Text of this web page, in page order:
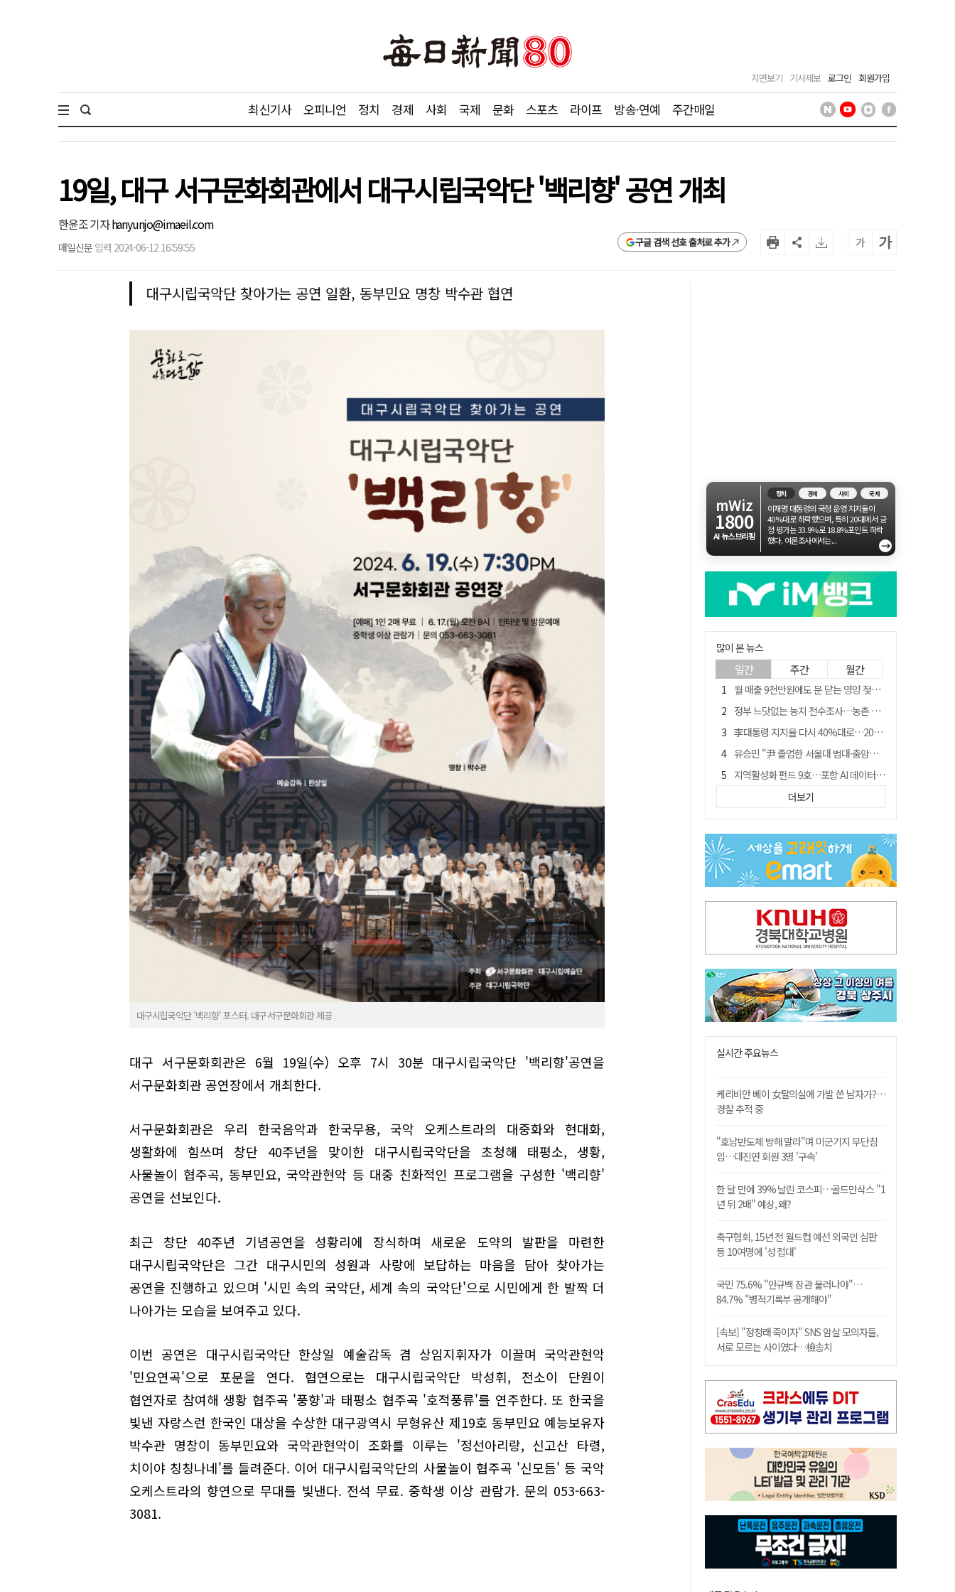
지면보기 기사제보 로그인 회원가입
최신기사 오피니언 정치 경제 사회 국제 문화 스포츠 라이프 방송·연예 주간매일
19일, 대구 서구문화회관에서 대구시립국악단 '백리향' 공연 개최
한윤조 기자hanyunjo@imaeil.com
매일신문 입력 2024-06-12 16:59:55 구글 검색 선호 출처로 추가 가 가
대구시립국악단 찾아가는 공연 일환, 동부민요 명창 박수관 협연
대구시립국악단 '백리향' 포스터. 대구서구문화회관 제공
대구 서구문화회관은 6월 19일(수) 오후 7시 30분 대구시립국악단 '백리향'공연을
서구문화회관 공연장에서 개최한다.
서구문화회관은 우리 한국음악과 한국무용, 국악 오케스트라의 대중화와 현대화,
생활화에 힘쓰며 창단 40주년을 맞이한 대구시립국악단을 초청해 태평소, 생황,
사물놀이 협주곡, 동부민요, 국악관현악 등 대중 친화적인 프로그램을 구성한 '백리향'
공연을 선보인다.
최근 창단 40주년 기념공연을 성황리에 장식하며 새로운 도약의 발판을 마련한
대구시립국악단은 그간 대구시민의 성원과 사랑에 보답하는 마음을 담아 찾아가는
공연을 진행하고 있으며 '시민 속의 국악단, 세계 속의 국악단'으로 시민에게 한 발짝 더
나아가는 모습을 보여주고 있다.
이번 공연은 대구시립국악단 한상일 예술감독 겸 상임지휘자가 이끌며 국악관현악
'민요연곡'으로 포문을 연다. 협연으로는 대구시립국악단 박성휘, 전소이 단원이
협연자로 참여해 생황 협주곡 '풍향'과 태평소 협주곡 '호적풍류'를 연주한다. 또 한국을
빛낸 자랑스런 한국인 대상을 수상한 대구광역시 무형유산 제19호 동부민요 예능보유자
박수관 명창이 동부민요와 국악관현악이 조화를 이루는 '정선아리랑, 신고산 타령,
치이야 칭칭나네'를 들려준다. 이어 대구시립국악단의 사물놀이 협주곡 '신모듬' 등 국악
오케스트라의 향연으로 무대를 빛낸다. 전석 무료. 중학생 이상 관람가. 문의 053-663-
3081.
mWiz
1800
AI 뉴스브리핑
정치 경제 사회 국제
이재명 대통령의 국정 운영 지지율이
40%대로 하락했으며, 특히 20대에서 긍
정 평가는 33.9%로 18.8%포인트 하락
했다. 여론조사에서는...
→
많이 본 뉴스
일간 주간 월간
월 매출 9천만원에도 문 닫는 영양 젖소농장… "일할 사람이 없어"
정부 느닷없는 농지 전수조사…농촌 들쑤시는 '경자유전'의 칼날
李대통령 지지율 다시 40%대로…20대는 18.8%p 급락
유승민 "尹 졸업한 서울대 법대·충암고도 없애야"…李 육사 통합 직격
지역활성화 펀드 9호…포항 AI 데이터센터에 6천억 투입
국민 51.9% "李 대통령 재판 재개 필요하다"
경북 영천시, 9월부터 11월까지 반값 여행 혜택 제공
아쉬운 태클
'솔리다임 IPO 추진설' SK하이닉스, 주가 9% 급락
더보기
실시간 주요뉴스
케리비안 베이 女탈의실에 가발 쓴 남자가?…
경찰 추적 중
"호남반도체 방해 말라"며 미군기지 무단침
입…대진연 회원 3명 '구속'
한 달 만에 39% 날린 코스피…골드만삭스 "1
년 뒤 2배" 예상, 왜?
축구협회, 15년 전 월드컵 예선 외국인 심판
등 10여명에 '성 접대'
국민 75.6% "안규백 장관 물러나야"…
84.7% "병적기록부 공개해야"
[속보] "정청래 죽이자" SNS 암살 모의자들,
서로 모르는 사이였다…檢송치